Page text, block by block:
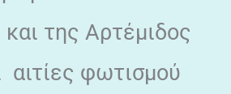
της Αρτέμιδος
αιτίες φωτισμού